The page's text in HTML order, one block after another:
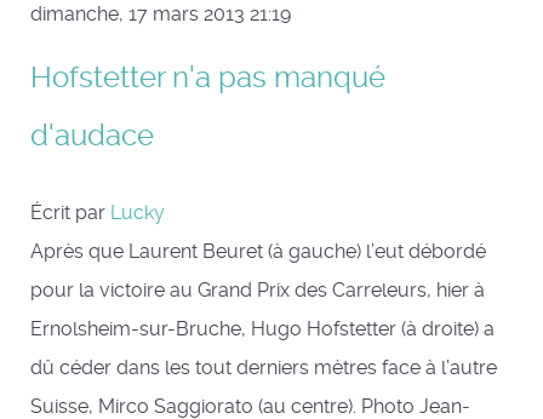
dimanche, 17 mars 2013 21:19
Hofstetter n'a pas manqué
d'audace
Écrit par Lucky
Après que Laurent Beuret (à gauche) l’eut débordé
pour la victoire au Grand Prix des Carreleurs, hier à
Ernolsheim-sur-Bruche, Hugo Hofstetter (à droite) a
dû céder dans les tout derniers mètres face à l’autre
Suisse, Mirco Saggiorato (au centre). Photo Jean-